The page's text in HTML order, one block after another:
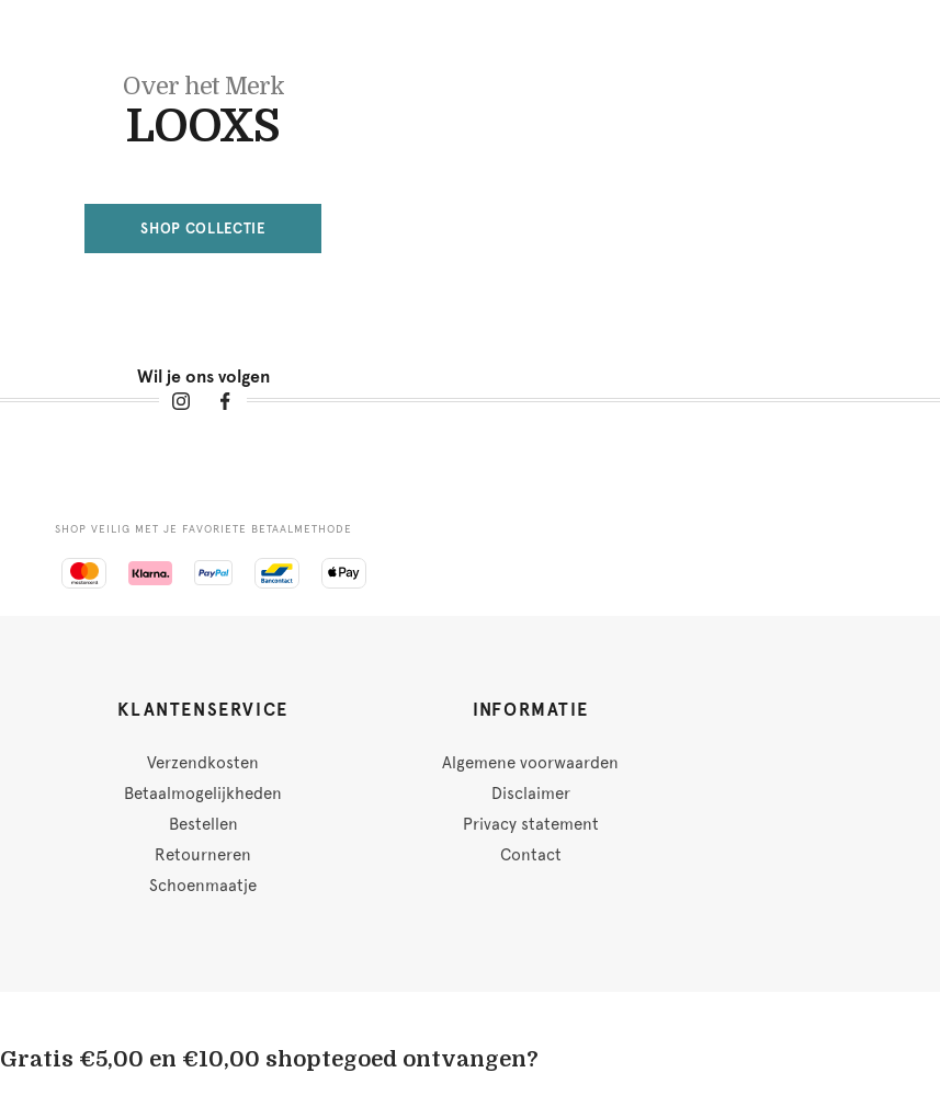
Over het Merk
LOOXS
SHOP COLLECTIE
Wil je ons volgen
SHOP VEILIG MET JE FAVORIETE BETAALMETHODE
KLANTENSERVICE
Verzendkosten
Betaalmogelijkheden
Bestellen
Retourneren
Schoenmaatje
INFORMATIE
Algemene voorwaarden
Disclaimer
Privacy statement
Contact
Gratis €5,00 en €10,00 shoptegoed ontvangen?